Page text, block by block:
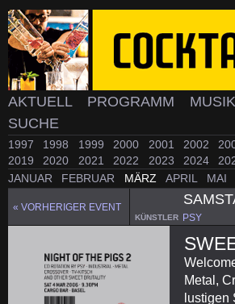
AKTUELL PROGRAMM MUSIK
SUCHE
1997 1998 1999 2000 2001 2002
2019
2020 2021 2022 2023 2024
JANUAR
FEBRUAR MÄRZ APRIL MAI
« VORHERIGER EVENT
KÜNSTLER PSY
Metal,
lustigen